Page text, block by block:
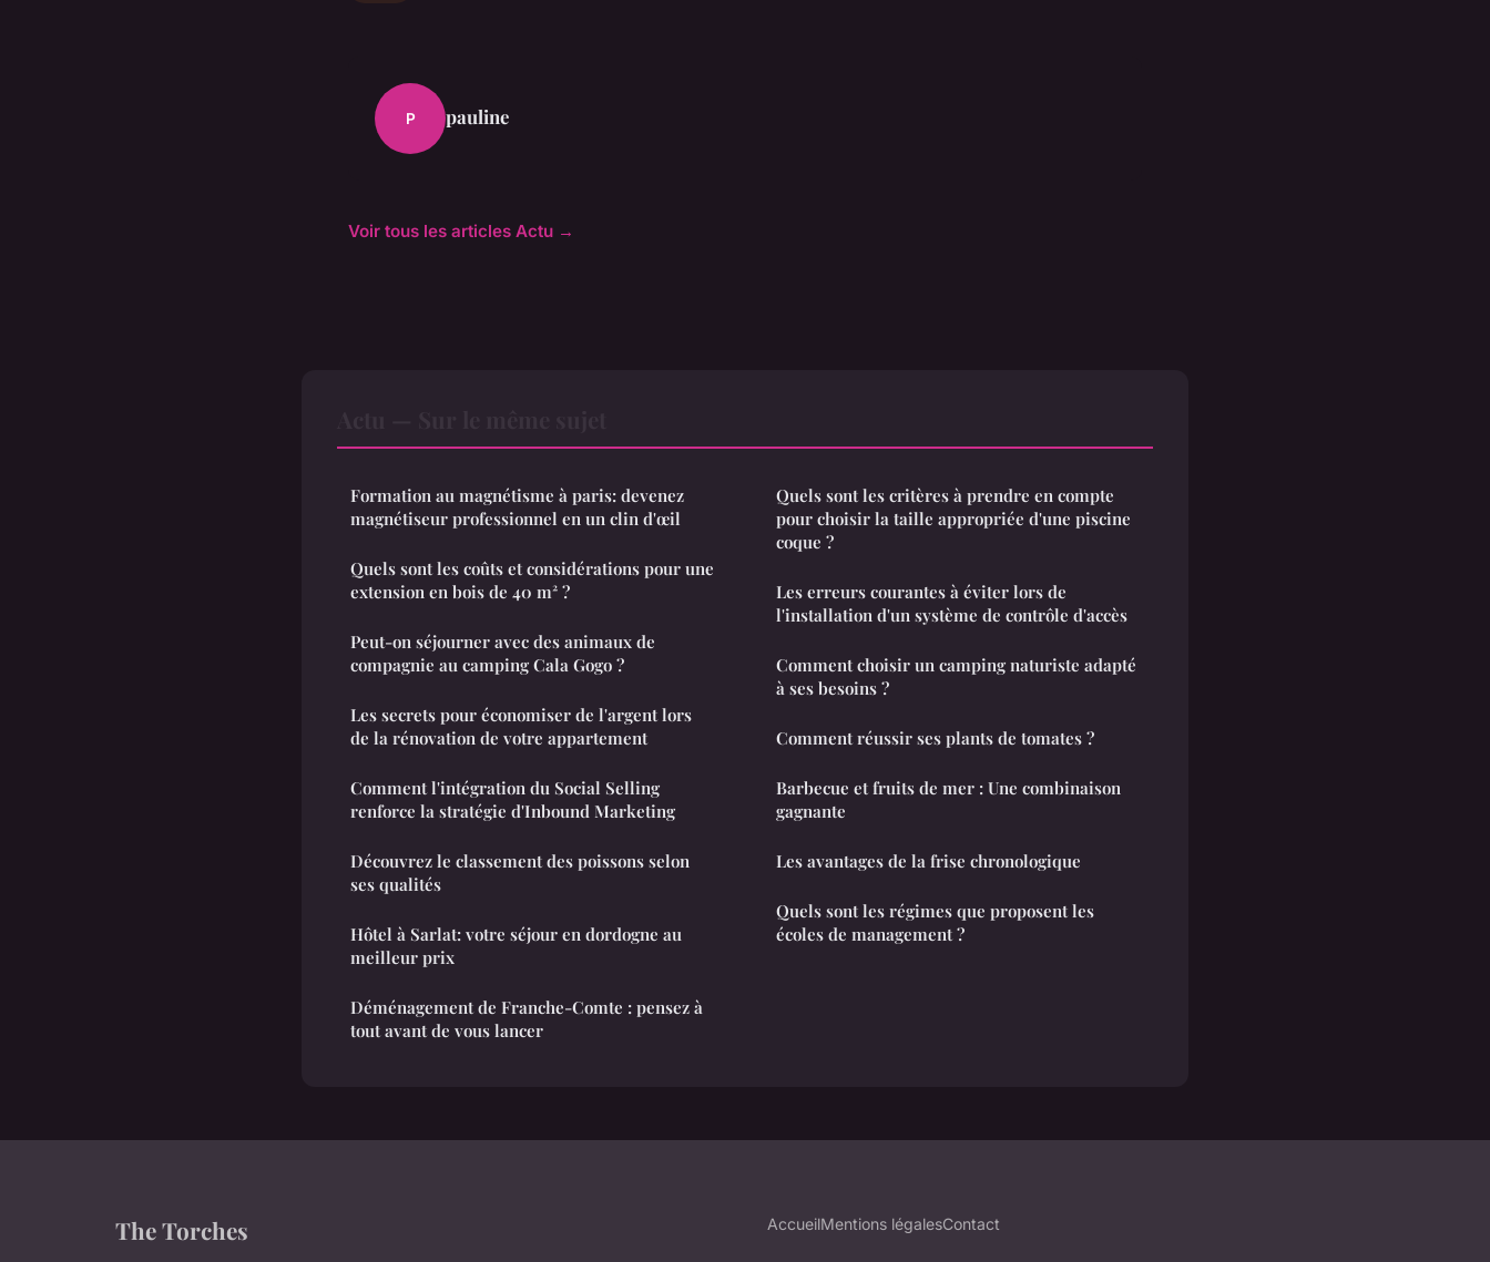
P pauline
Voir tous les articles Actu →
Formation au magnétisme à paris: devenez
magnétiseur professionnel en un clin d'œil
Quels sont les coûts et considérations pour une
extension en bois de 40 m² ?
Peut-on séjourner avec des animaux de
compagnie au camping Cala Gogo ?
Les secrets pour économiser de l'argent lors
de la rénovation de votre appartement
Comment l'intégration du Social Selling
renforce la stratégie d'Inbound Marketing
Découvrez le classement des poissons selon
ses qualités
Hôtel à Sarlat: votre séjour en dordogne au
meilleur prix
Déménagement de Franche-Comte : pensez à
tout avant de vous lancer
Quels sont les critères à prendre en compte
pour choisir la taille appropriée d'une piscine
coque ?
Les erreurs courantes à éviter lors de
l'installation d'un système de contrôle d'accès
Comment choisir un camping naturiste adapté
à ses besoins ?
Comment réussir ses plants de tomates ?
Barbecue et fruits de mer : Une combinaison
gagnante
Les avantages de la frise chronologique
Quels sont les régimes que proposent les
écoles de management ?
The Torches AccueilMentions légalesContact